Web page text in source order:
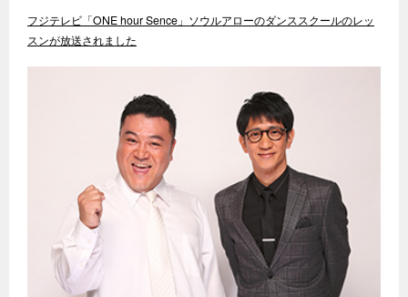
フジテレビ「ONE hour Sence」ソウルアローのダンススクールのレッ
スンが放送されました